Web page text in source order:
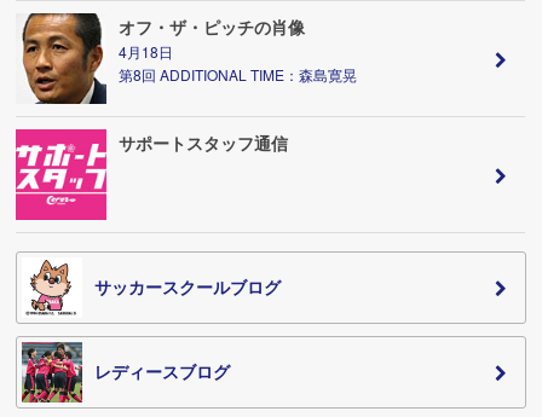
オフ・ザ・ピッチの肖像
4月18日
第8回 ADDITIONAL TIME：森島寛晃
サポートスタッフ通信
サッカースクールブログ
レディースブログ